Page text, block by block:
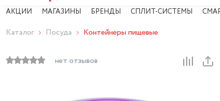
АКЦИИ МАГАЗИНЫ БРЕНДЫ СПЛИТ-СИСТЕМЫ
Каталог Посуда Контейнеры пищевые
нет отзывов